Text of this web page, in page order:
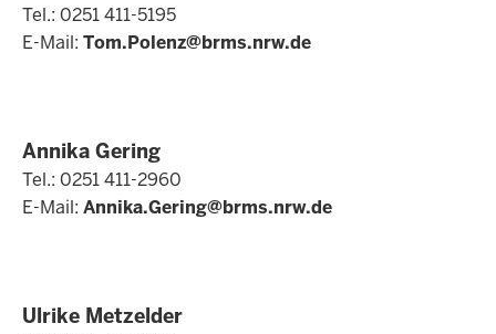
Tel.: 0251 411-5195
E-Mail: Tom.Polenz@brms.nrw.de
Annika Gering
Tel.: 0251 411-2960
E-Mail: Annika.Gering@brms.nrw.de
Ulrike Metzelder